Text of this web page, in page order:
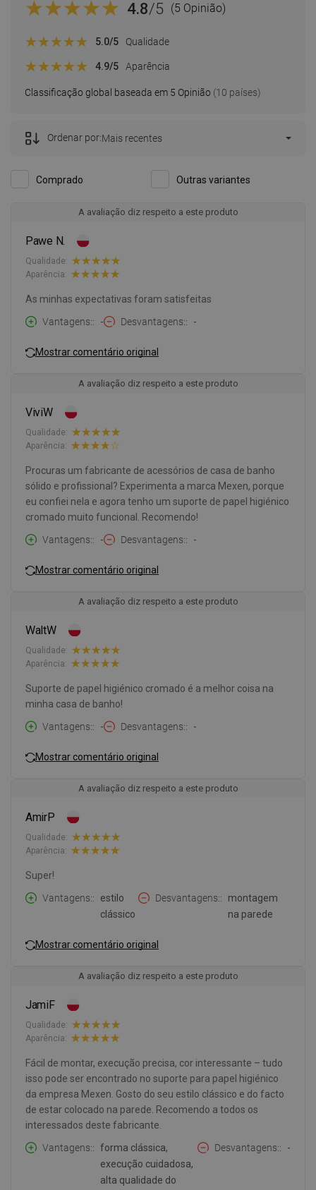
4.8/5 (5 Opinião)
Classificação global baseada em 5 Opinião (10 países)
5.0/5 Qualidade
4.9/5 Aparência
Comprado Outras variantes
Ordenar por:Mais recentes
A avaliação diz respeito a este produto
Pawe N.
Qualidade:
Aparência:
As minhas expectativas foram satisfeitas
Vantagens:
- Desvantagens: -
Mostrar comentário original
A avaliação diz respeito a este produto
ViviW
Qualidade:
Aparência:
Procuras um fabricante de acessórios de casa de banho
sólido e profissional? Experimenta a marca Mexen, porque
eu confiei nela e agora tenho um suporte de papel higiénico
cromado muito funcional. Recomendo!
Vantagens:
- Desvantagens: -
Mostrar comentário original
A avaliação diz respeito a este produto
WaltW
Qualidade:
Aparência:
Suporte de papel higiénico cromado é a melhor coisa na
minha casa de banho!
Vantagens:
- Desvantagens: -
Mostrar comentário original
A avaliação diz respeito a este produto
AmirP
Qualidade:
Aparência:
Super!
Vantagens:
estilo
clássico
Desvantagens:
montagem
na parede
Mostrar comentário original
A avaliação diz respeito a este produto
JamiF
Qualidade:
Aparência:
Fácil de montar, execução precisa, cor interessante – tudo
isso pode ser encontrado no suporte para papel higiénico
da empresa Mexen. Gosto do seu estilo clássico e do facto
de estar colocado na parede. Recomendo a todos os
interessados deste fabricante.
Vantagens:
forma clássica,
execução cuidadosa,
alta qualidade do
Desvantagens: -